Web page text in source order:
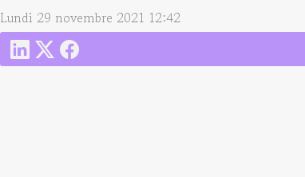
Lundi 29 novembre 2021 12:42